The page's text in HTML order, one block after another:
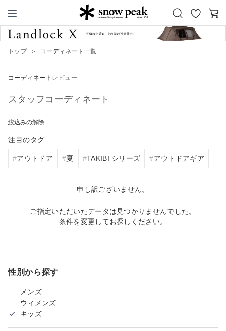
Snow Peak
お
気
カ
トップ ＞ コーディネート一覧
コーディネート レビュー
スタッフコーディネート
絞込みの解除
注目のタグ
アウトドア 夏 TAKIBI シリーズ アウトドアギア
申し訳ございません。
ご指定いただいたデータは見つかりませんでした。
条件を変更してお探しください。
性別から探す
メンズ
ウィメンズ
キッズ